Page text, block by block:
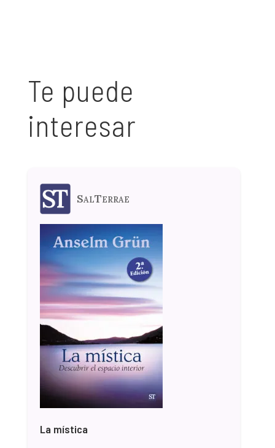
Te puede
interesar
SalTerrae
La mística